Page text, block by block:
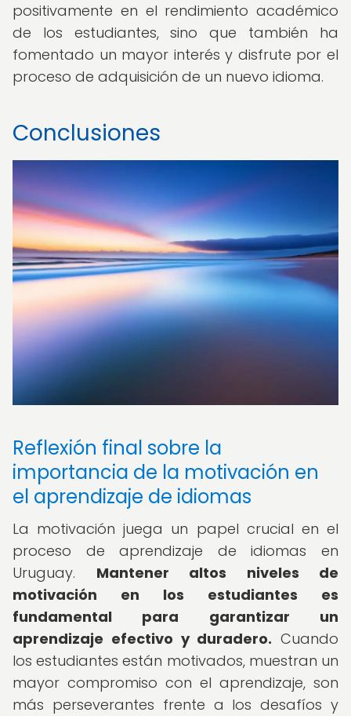
positivamente en el rendimiento académico
de los estudiantes, sino que también ha
fomentado un mayor interés y disfrute por el
proceso de adquisición de un nuevo idioma.
Conclusiones
Reflexión final sobre la
importancia de la motivación en
el aprendizaje de idiomas
La motivación juega un papel crucial en el
proceso de aprendizaje de idiomas en
Uruguay. Mantener altos niveles de
motivación en los estudiantes es
fundamental para garantizar un
aprendizaje efectivo y duradero. Cuando
los estudiantes están motivados, muestran un
mayor compromiso con el aprendizaje, son
más perseverantes frente a los desafíos y